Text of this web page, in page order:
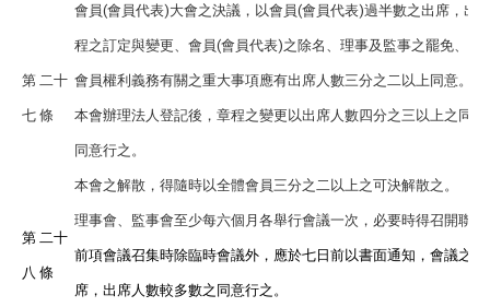
第 二十
七 條
會員(會員代表)大會之決議，以會員(會員代表)過半數之出席，出
程之訂定與變更、會員(會員代表)之除名、理事及監事之罷免、財
會員權利義務有關之重大事項應有出席人數三分之二以上同意。
本會辦理法人登記後，章程之變更以出席人數四分之三以上之同
同意行之。
本會之解散，得隨時以全體會員三分之二以上之可決解散之。
第 二十
八 條
理事會、監事會至少每六個月各舉行會議一次，必要時得召開聯
前項會議召集時除臨時會議外，應於七日前以書面通知，會議之
席，出席人數較多數之同意行之。